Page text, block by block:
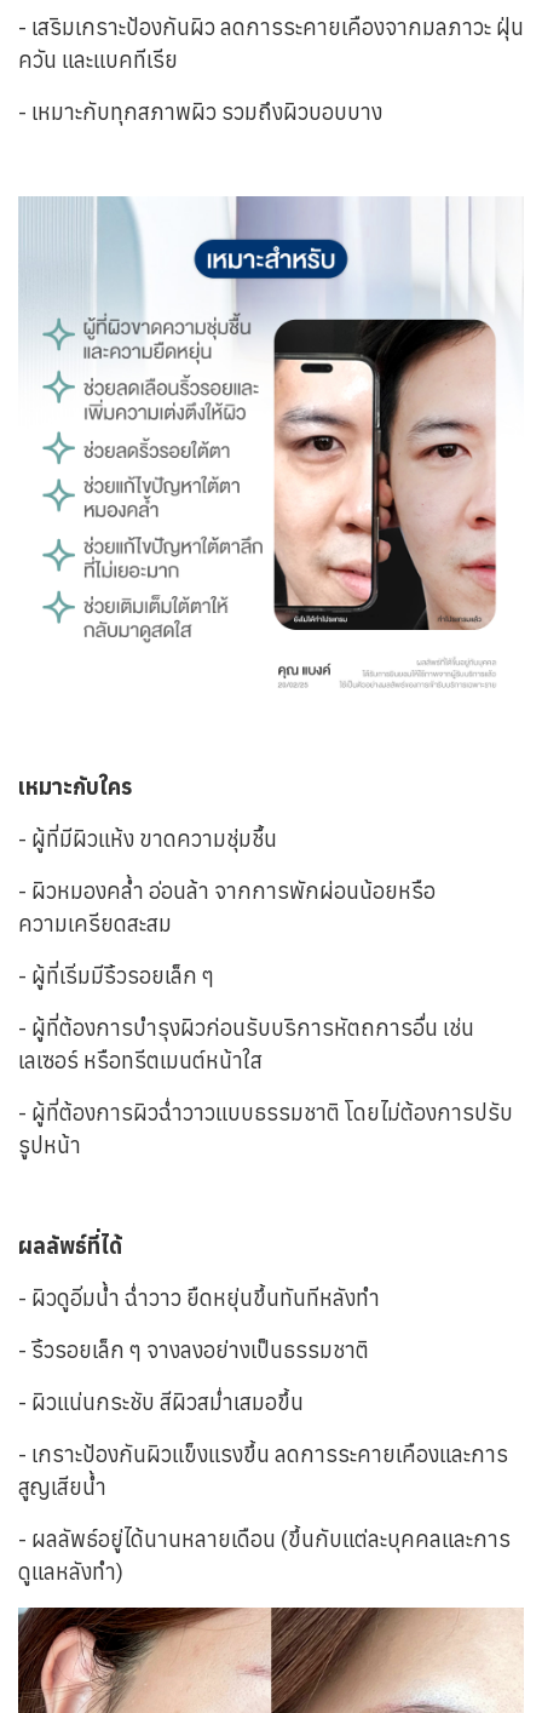
- เสริมเกราะป้องกันผิว ลดการระคายเคืองจากมลภาวะ ฝุ่น
ควัน และแบคทีเรีย
- เหมาะกับทุกสภาพผิว รวมถึงผิวบอบบาง
เหมาะกับใคร
- ผู้ที่มีผิวแห้ง ขาดความชุ่มชื้น
- ผิวหมองคล้ำ อ่อนล้า จากการพักผ่อนน้อยหรือ
ความเครียดสะสม
- ผู้ที่เริ่มมีริ้วรอยเล็ก ๆ
- ผู้ที่ต้องการบำรุงผิวก่อนรับบริการหัตถการอื่น เช่น
เลเซอร์ หรือทรีตเมนต์หน้าใส
- ผู้ที่ต้องการผิวฉ่ำวาวแบบธรรมชาติ โดยไม่ต้องการปรับ
รูปหน้า
ผลลัพธ์ที่ได้
- ผิวดูอิ่มน้ำ ฉ่ำวาว ยืดหยุ่นขึ้นทันทีหลังทำ
- ริ้วรอยเล็ก ๆ จางลงอย่างเป็นธรรมชาติ
- ผิวแน่นกระชับ สีผิวสม่ำเสมอขึ้น
- เกราะป้องกันผิวแข็งแรงขึ้น ลดการระคายเคืองและการ
สูญเสียน้ำ
- ผลลัพธ์อยู่ได้นานหลายเดือน (ขึ้นกับแต่ละบุคคลและการ
ดูแลหลังทำ)